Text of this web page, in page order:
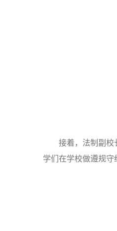
接着，法制副
学们在学校做遵规守